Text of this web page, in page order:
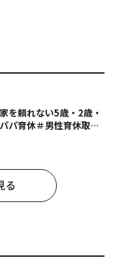
を頼れない5歳・2歳・
パ育休＃男性育休取っ
る